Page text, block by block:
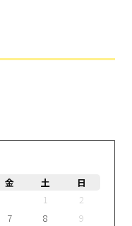
金 土
日
1
2
7 8
9